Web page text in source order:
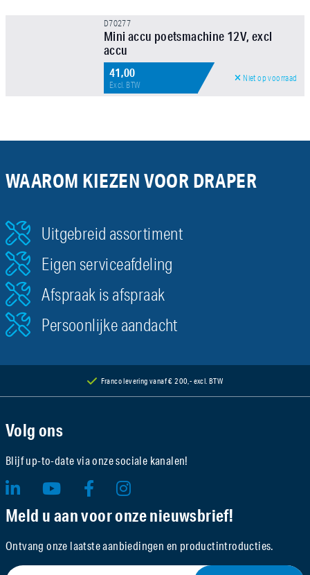
D70277
Mini accu poetsmachine 12V, excl
accu
41,00
Excl. BTW
Niet op voorraad
WAAROM KIEZEN VOOR DRAPER
Uitgebreid assortiment
Eigen serviceafdeling
Afspraak is afspraak
Persoonlijke aandacht
Franco levering vanaf € 200,- excl. BTW
Volg ons
Blijf up-to-date via onze sociale kanalen!
Meld u aan voor onze nieuwsbrief!
Ontvang onze laatste aanbiedingen en productintroducties.